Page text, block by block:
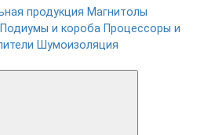
продукция Магнитолы
Подиумы и короба Процессоры и
Шумоизоляция